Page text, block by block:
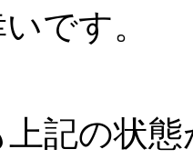
です。
記の状態